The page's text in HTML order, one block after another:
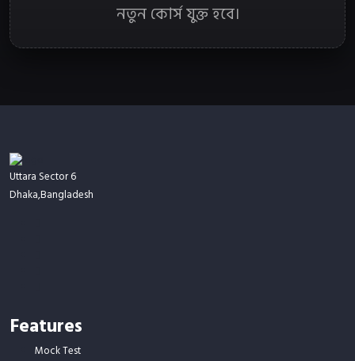
নতুন কোর্স যুক্ত হবে।
Uttara Sector 6
Dhaka,Bangladesh
Features
Mock Test